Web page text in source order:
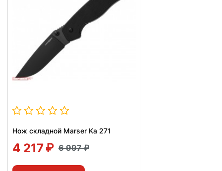
Нож складной Marser Ka 271
4 217 6 997